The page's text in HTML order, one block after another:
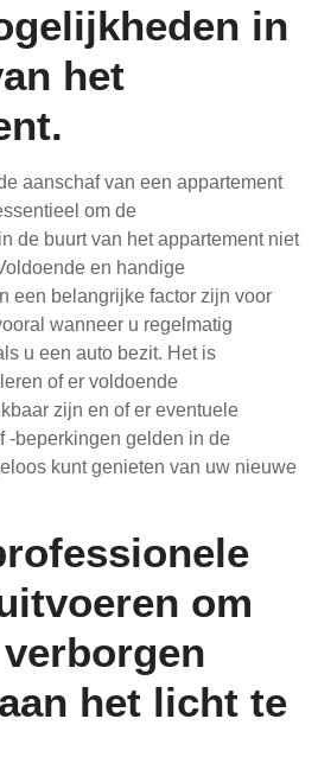
in
het
aanschaf van een appartement
om de
de buurt van het appartement niet
en handige
een belangrijke factor zijn voor
wanneer u regelmatig
u een auto bezit. Het is
of er voldoende
zijn en of er eventuele
-beperkingen gelden in de
kunt genieten van uw nieuwe
om
het licht te